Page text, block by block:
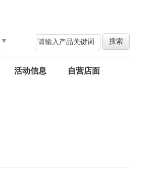
▼
活动信息 自营店面